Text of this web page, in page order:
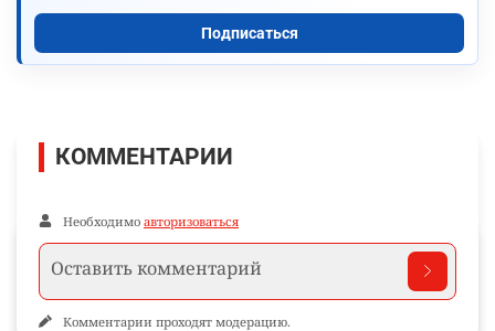
Подписаться
КОММЕНТАРИИ
Необходимо авторизоваться
Комментарии проходят модерацию.